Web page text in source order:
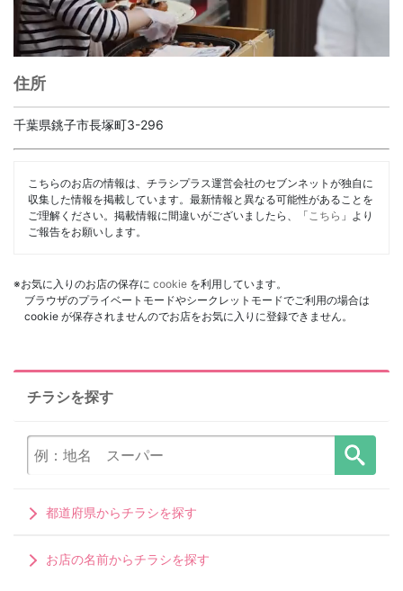
住所
千葉県銚子市長塚町3-296
こちらのお店の情報は、チラシプラス運営会社のセブンネットが独自に
収集した情報を掲載しています。最新情報と異なる可能性があることを
ご理解ください。掲載情報に間違いがございましたら、「 こちら 」より
ご報告をお願いします。
※お気に入りのお店の保存に cookie を利用しています。
ブラウザのプライベートモードやシークレットモードでご利用の場合は
cookie が保存されませんのでお店をお気に入りに登録できません。
チラシを探す
都道府県からチラシを探す
お店の名前からチラシを探す